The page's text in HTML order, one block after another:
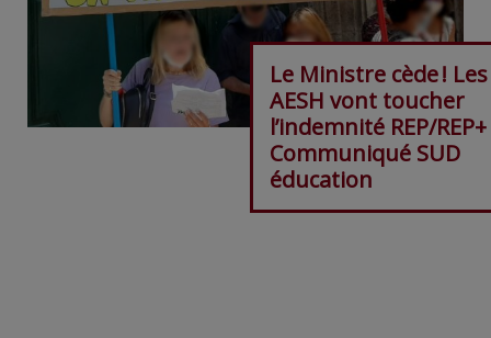
Le Ministre cède ! Les
AESH vont toucher
l’indemnité REP/REP+
Communiqué SUD
éducation